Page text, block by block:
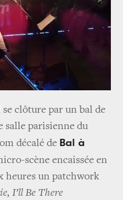
clôture par un bal de
salle parisienne du
décalé de Bal à
scène encaissée en
heures un patchwork
I’ll Be There